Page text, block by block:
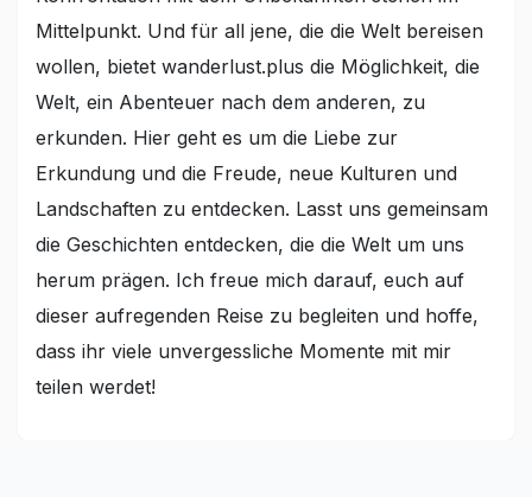
Mittelpunkt. Und für all jene, die die Welt bereisen
wollen, bietet wanderlust.plus die Möglichkeit, die
Welt, ein Abenteuer nach dem anderen, zu
erkunden. Hier geht es um die Liebe zur
Erkundung und die Freude, neue Kulturen und
Landschaften zu entdecken. Lasst uns gemeinsam
die Geschichten entdecken, die die Welt um uns
herum prägen. Ich freue mich darauf, euch auf
dieser aufregenden Reise zu begleiten und hoffe,
dass ihr viele unvergessliche Momente mit mir
teilen werdet!